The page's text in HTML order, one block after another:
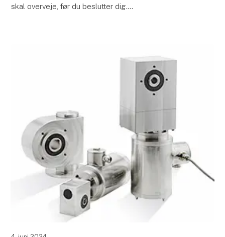
skal overveje, før du beslutter dig.